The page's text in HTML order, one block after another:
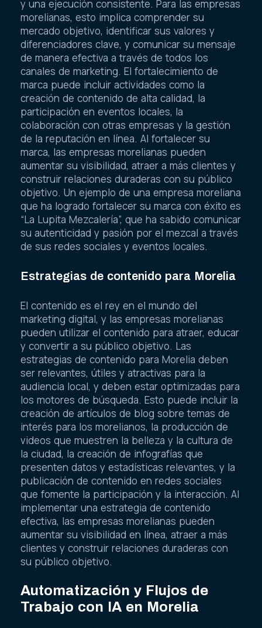
y una ejecución consistente. Para las empresas
morelianas, esto implica comprender su
mercado objetivo, identificar sus valores y
diferenciadores clave, y comunicar su mensaje
de manera efectiva a través de todos los
canales de marketing. El fortalecimiento de
marca puede incluir actividades como la
creación de contenido de alta calidad, la
participación en eventos locales, la
colaboración con otras empresas y la gestión
de la reputación en línea. Al fortalecer su
marca, las empresas morelianas pueden
aumentar su visibilidad, atraer a más clientes y
construir relaciones duraderas con su público
objetivo. Un ejemplo de una empresa moreliana
que ha logrado fortalecer su marca con éxito es
“La Lupita Mezcalería”, que ha sabido comunicar
su autenticidad y pasión por el mezcal a través
de sus redes sociales y eventos locales.
Estrategias de contenido para Morelia
El contenido es el rey en el mundo del
marketing digital, y las empresas morelianas
pueden utilizar el contenido para atraer, educar
y convertir a su público objetivo. Las
estrategias de contenido para Morelia deben
ser relevantes, útiles y atractivas para la
audiencia local, y deben estar optimizadas para
los motores de búsqueda. Esto puede incluir la
creación de artículos de blog sobre temas de
interés para los morelianos, la producción de
videos que muestren la belleza y la cultura de
la ciudad, la creación de infografías que
presenten datos y estadísticas relevantes, y la
publicación de contenido en redes sociales
que fomente la participación y la interacción. Al
implementar una estrategia de contenido
efectiva, las empresas morelianas pueden
aumentar su visibilidad en línea, atraer a más
clientes y construir relaciones duraderas con
su público objetivo.
Automatización y Flujos de
Trabajo con IA en Morelia